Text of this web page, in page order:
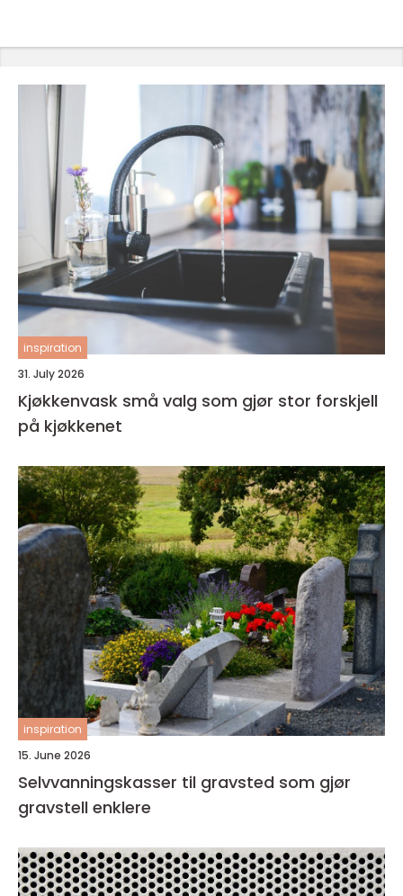
inspiration
31. July 2026
Kjøkkenvask små valg som gjør stor forskjell
på kjøkkenet
inspiration
15. June 2026
Selvvanningskasser til gravsted som gjør
gravstell enklere